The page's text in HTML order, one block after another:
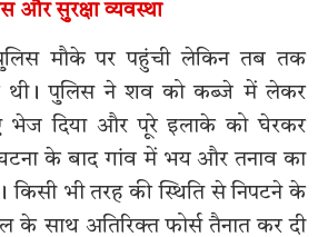
और सुरक्षा व्यवस्था
मौके पर पहुंची लेकिन तब तक
थी। पुलिस ने शव को कब्जे में लेकर
भेज दिया और पूरे इलाके को घेरकर
के बाद गांव में भय और तनाव का
किसी भी तरह की स्थिति से निपटने के
के साथ अतिरिक्त फोर्स तैनात कर दी